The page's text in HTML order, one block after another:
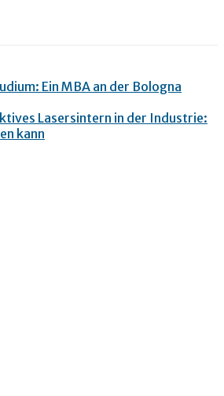
Ein MBA an der Bologna
Lasersintern in der Industrie:
kann